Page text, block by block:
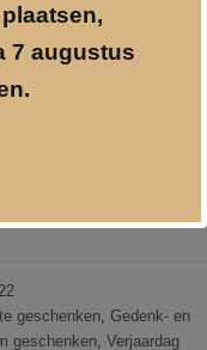
brons met
voet.
geschenken, Gedenk- en
geschenken, Verjaardag
7 augustus